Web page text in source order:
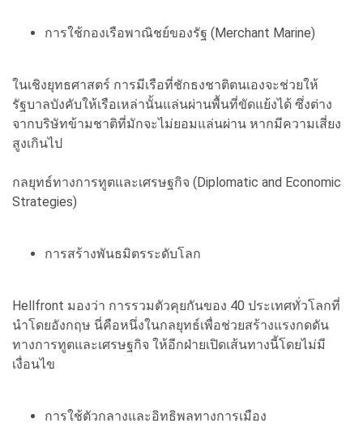
การใช้กองเรือพาณิชย์ของรัฐ (Merchant Marine)
ในเชิงยุทธศาสตร์ การมีเรือที่ชักธงชาติตนเองจะช่วยให้
รัฐบาลบังคับให้เรือเหล่านั้นแล่นผ่านพื้นที่ขัดแย้งได้ ซึ่งต่าง
จากบริษัทข้ามชาติที่มักจะไม่ยอมแล่นผ่าน หากมีความเสี่ยง
สูงเกินไป
กลยุทธ์ทางการทูตและเศรษฐกิจ (Diplomatic and Economic
Strategies)
การสร้างพันธมิตรระดับโลก
Hellfront มองว่า การรวมตัวคุยกันของ 40 ประเทศทั่วโลกที่
นำโดยอังกฤษ นี่คือหนึ่งในกลยุทธ์เพื่อช่วยสร้างแรงกดดัน
ทางการทูตและเศรษฐกิจ ให้อีกฝ่ายเปิดเส้นทางนี้โดยไม่มี
เงื่อนไข
การใช้ตัวกลางและอิทธิพลทางการเมือง